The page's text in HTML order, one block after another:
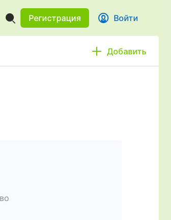
Регистрация Войти
Добавить